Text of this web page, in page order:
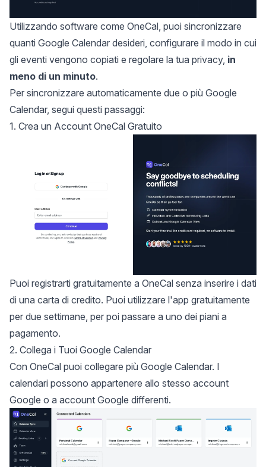
Utilizzando software come OneCal, puoi sincronizzare
quanti Google Calendar desideri, configurare il modo in cui
gli eventi vengono copiati e regolare la tua privacy, in
meno di un minuto.
Per sincronizzare automaticamente due o più Google
Calendar, segui questi passaggi:
1. Crea un Account OneCal Gratuito
Puoi registrarti gratuitamente a OneCal senza inserire i dati
di una carta di credito. Puoi utilizzare l'app gratuitamente
per due settimane, per poi passare a uno dei piani a
pagamento.
2. Collega i Tuoi Google Calendar
Con OneCal puoi collegare più Google Calendar. I
calendari possono appartenere allo stesso account
Google o a account Google differenti.